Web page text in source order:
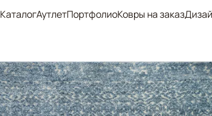
КаталогАутлетПортфолиоКовры на заказ